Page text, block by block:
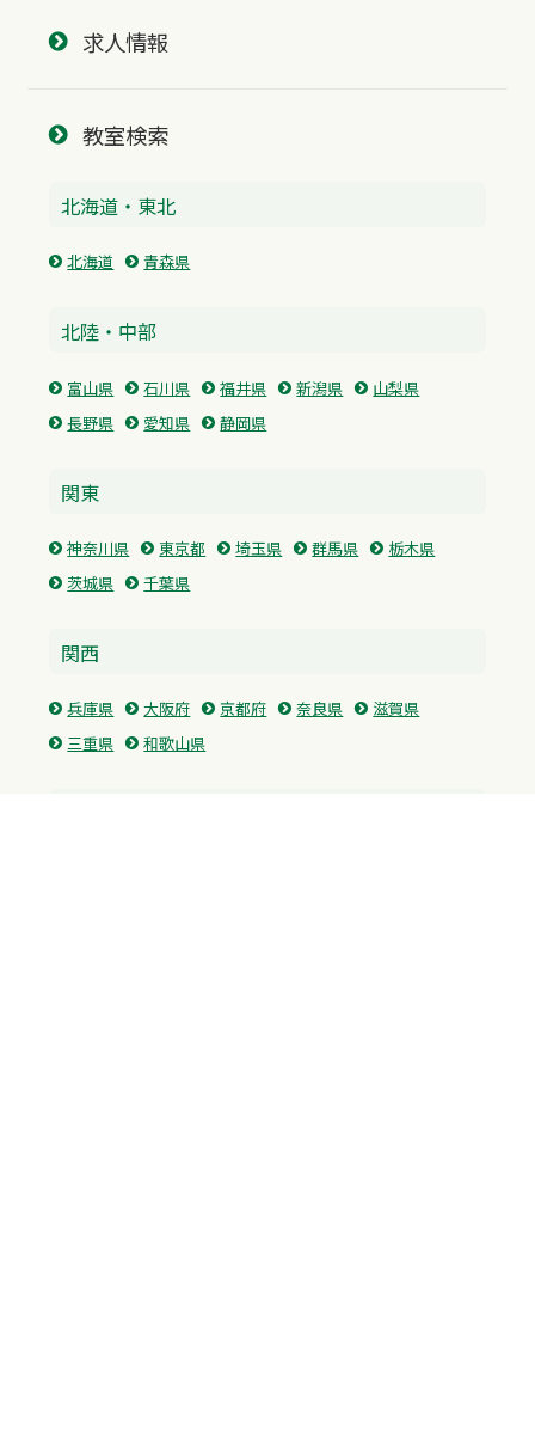
求人情報
教室検索
北海道・東北
北海道 青森県
北陸・中部
富山県 石川県 福井県 新潟県
山梨県
長野県
愛知県 静岡県
関東
神奈川県 東京都 埼玉県 群馬県
栃木県
茨城県
千葉県
関西
兵庫県 大阪府 京都府 奈良県
滋賀県
三重県
和歌山県